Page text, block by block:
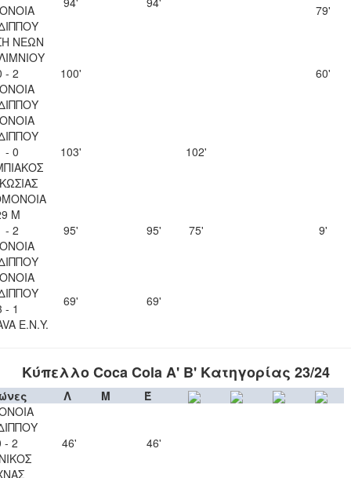
79'
ΝΕΩΝ
- 2
100' 60'
- 0
103' 102'
Μ
- 2
95' 95' 75' 9'
- 1
Ε.Ν.Y.
69' 69'
Κύπελλο Coca Cola Α' Β' Κατηγορίας 23/24
Λ Μ
Έ
- 2
46' 46'